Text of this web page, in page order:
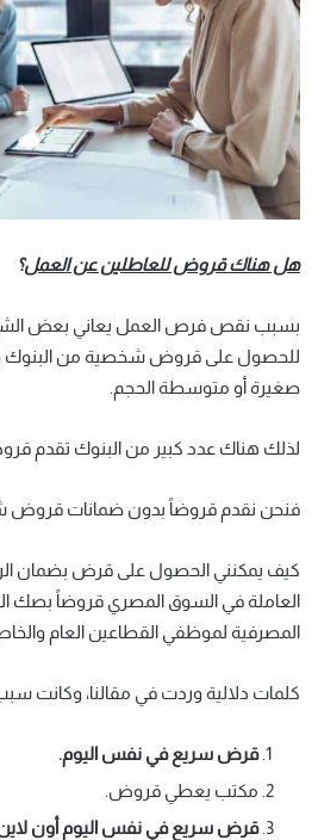
هل هناك قروض للعاطلين عن العمل؟
بسبب نقص فرص العمل يعاني بعض
للحصول على قروض شخصية من البنوك
صغيرة أو متوسطة الحجم.
لذلك هناك عدد كبير من البنوك تقدم
فنحن نقدم قروضاً بدون ضمانات قروض
كيف يمكنني الحصول على قرض بضمان
العاملة في السوق المصري قروضاً بصك
المصرفية لموظفي القطاعين العام
كلمات دلالية وردت في مقالنا، وكانت
قرض سريع في نفس اليوم.
مكتب يعطي قروض.
قرض سريع في نفس اليوم أون